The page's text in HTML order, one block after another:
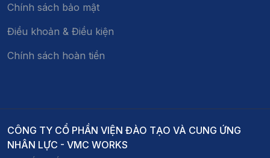
Chính sách bảo mật
Điều khoản & Điều kiện
Chính sách hoàn tiền
CÔNG TY CỔ PHẦN VIỆN ĐÀO TẠO VÀ CUNG ỨNG
NHÂN LỰC - VMC WORKS